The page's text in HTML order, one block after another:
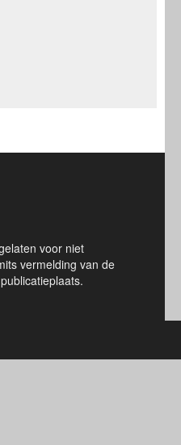
voor niet
vermelding van de